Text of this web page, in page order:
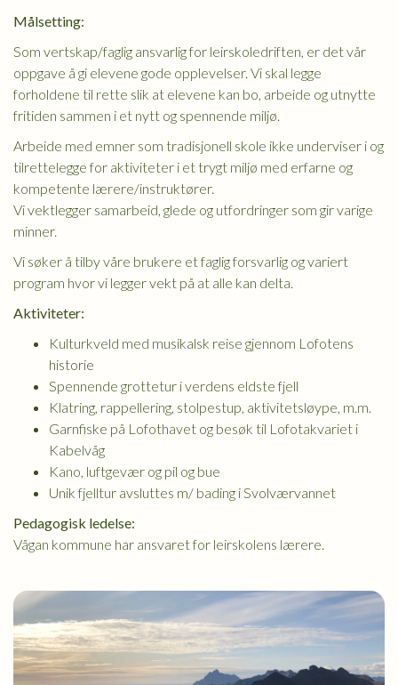
Målsetting:
Som vertskap/faglig ansvarlig for leirskoledriften, er det vår
oppgave å gi elevene gode opplevelser. Vi skal legge
forholdene til rette slik at elevene kan bo, arbeide og utnytte
fritiden sammen i et nytt og spennende miljø.
Arbeide med emner som tradisjonell skole ikke underviser i og
tilrettelegge for aktiviteter i et trygt miljø med erfarne og
kompetente lærere/instruktører.
Vi vektlegger samarbeid, glede og utfordringer som gir varige
minner.
Vi søker å tilby våre brukere et faglig forsvarlig og variert
program hvor vi legger vekt på at alle kan delta.
Aktiviteter:
Kulturkveld med musikalsk reise gjennom Lofotens
historie
Spennende grottetur i verdens eldste fjell
Klatring, rappellering, stolpestup, aktivitetsløype, m.m.
Garnfiske på Lofothavet og besøk til Lofotakvariet i
Kabelvåg
Kano, luftgevær og pil og bue
Unik fjelltur avsluttes m/ bading i Svolværvannet
Pedagogisk ledelse:
Vågan kommune har ansvaret for leirskolens lærere.